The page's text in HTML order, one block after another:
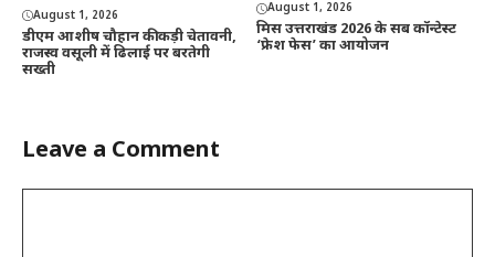
August 1, 2026
डीएम आशीष चौहान की कड़ी चेतावनी,
राजस्व वसूली में ढिलाई पर बरतेगी
सख्ती
August 1, 2026
मिस उत्तराखंड 2026 के सब कॉन्टेस्ट
‘फ्रेश फेस’ का आयोजन
Leave a Comment